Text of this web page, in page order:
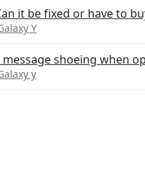
it be fixed or have to
Y
shoeing when
y